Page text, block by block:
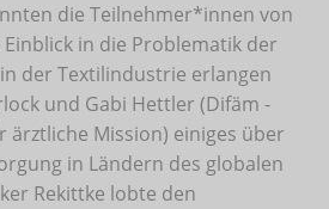
die Teilnehmer*innen von
in die Problematik der
der Textilindustrie erlangen
und Gabi Hettler (Difäm -
ärztliche Mission) einiges über
in Ländern des globalen
Rekittke lobte den